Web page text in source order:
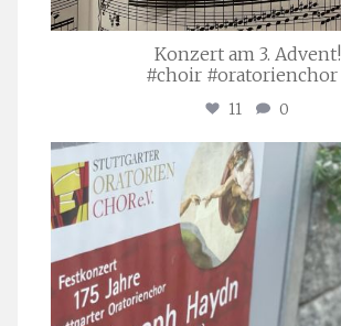
Konzert am 3. Advent!
#choir #oratorienchor
11 0
stuttgarter_oratorienchor
Juli 23